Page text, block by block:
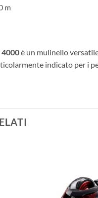
m
4000è un mulinello
indicato per i